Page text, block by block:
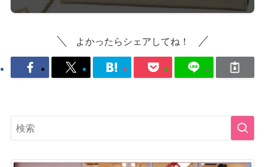
よかったらシェアしてね！